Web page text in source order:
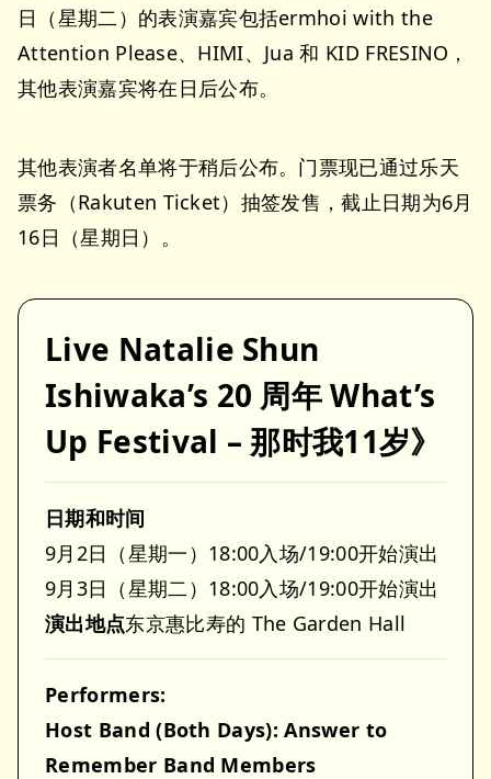
日（星期二）的表演嘉宾包括ermhoi with the
Attention Please、HIMI、Jua 和 KID FRESINO，
其他表演嘉宾将在日后公布。
其他表演者名单将于稍后公布。门票现已通过乐天
票务（Rakuten Ticket）抽签发售，截止日期为6月
16日（星期日）。
Live Natalie Shun
Ishiwaka’s 20 周年 What’s
Up Festival – 那时我11岁》
日期和时间
9月2日（星期一）18:00入场/19:00开始演出
9月3日（星期二）18:00入场/19:00开始演出
演出地点东京惠比寿的 The Garden Hall
Performers:
Host Band (Both Days): Answer to
Remember Band Members